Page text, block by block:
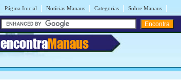
Página Inicial | Notícias Manaus | Categorias | Sobre Manaus |
encontraManaus